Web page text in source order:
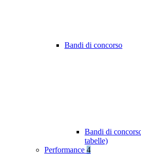
Bandi di concorso
Bandi di
tabelle)
Performance 4